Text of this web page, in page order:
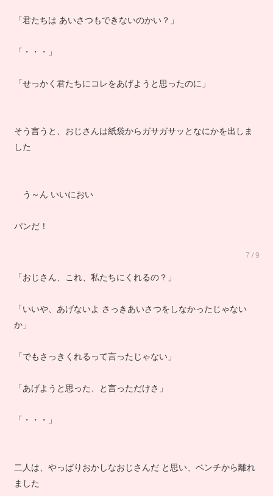
「君たちは あいさつもできないのかい？」
「・・・」
「せっかく君たちにコレをあげようと思ったのに」
そう言うと、おじさんは紙袋からガサガサッとなにかを出しま
した
う～ん いいにおい
パンだ！
7 / 9
「おじさん、これ、私たちにくれるの？」
「いいや、あげないよ さっきあいさつをしなかったじゃない
か」
「でもさっきくれるって言ったじゃない」
「あげようと思った、と言っただけさ」
「・・・」
二人は、やっぱりおかしなおじさんだ と思い、ベンチから離れ
ました